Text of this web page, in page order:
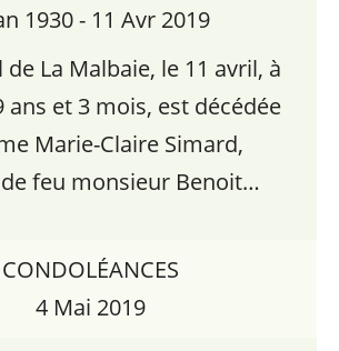
1930 - 11 Avr 2019
de La Malbaie, le 11 avril, à
ans et 3 mois, est décédée
Marie-Claire Simard,
feu monsieur Benoit…
CONDOLÉANCES
4 Mai 2019